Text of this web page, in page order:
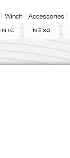
Winch Accessories